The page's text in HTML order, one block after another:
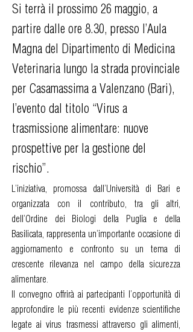
Si terrà il prossimo 26 maggio, a
partire dalle ore 8.30, presso l’Aula
Magna del Dipartimento di Medicina
Veterinaria lungo la strada provinciale
per Casamassima a Valenzano (Bari),
l’evento dal titolo “Virus a
trasmissione alimentare: nuove
prospettive per la gestione del
rischio”.
L’iniziativa, promossa dall’Università di Bari e
organizzata con il contributo, tra gli altri,
dell’Ordine dei Biologi della Puglia e della
Basilicata, rappresenta un’importante occasione di
aggiornamento e confronto su un tema di
crescente rilevanza nel campo della sicurezza
alimentare.
Il convegno offrirà ai partecipanti l’opportunità di
approfondire le più recenti evidenze scientifiche
legate ai virus trasmessi attraverso gli alimenti,